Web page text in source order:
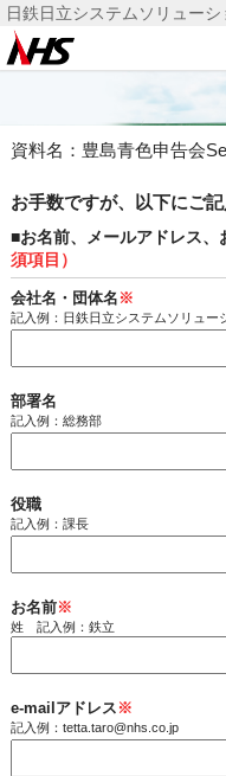
日鉄日立システムソリュー
ションズ
資料名：豊島青色申告会
お手数ですが、以下にご記
■お名前、メールアドレス、
須項目）
会社名・団体名 ※
記入例：日鉄日立システムソリュー
部署名
記入例：総務部
役職
記入例：課長
お名前※
姓 記入例：鉄立
e-mailアドレス ※
記入例：tetta.taro@nhs.co.jp